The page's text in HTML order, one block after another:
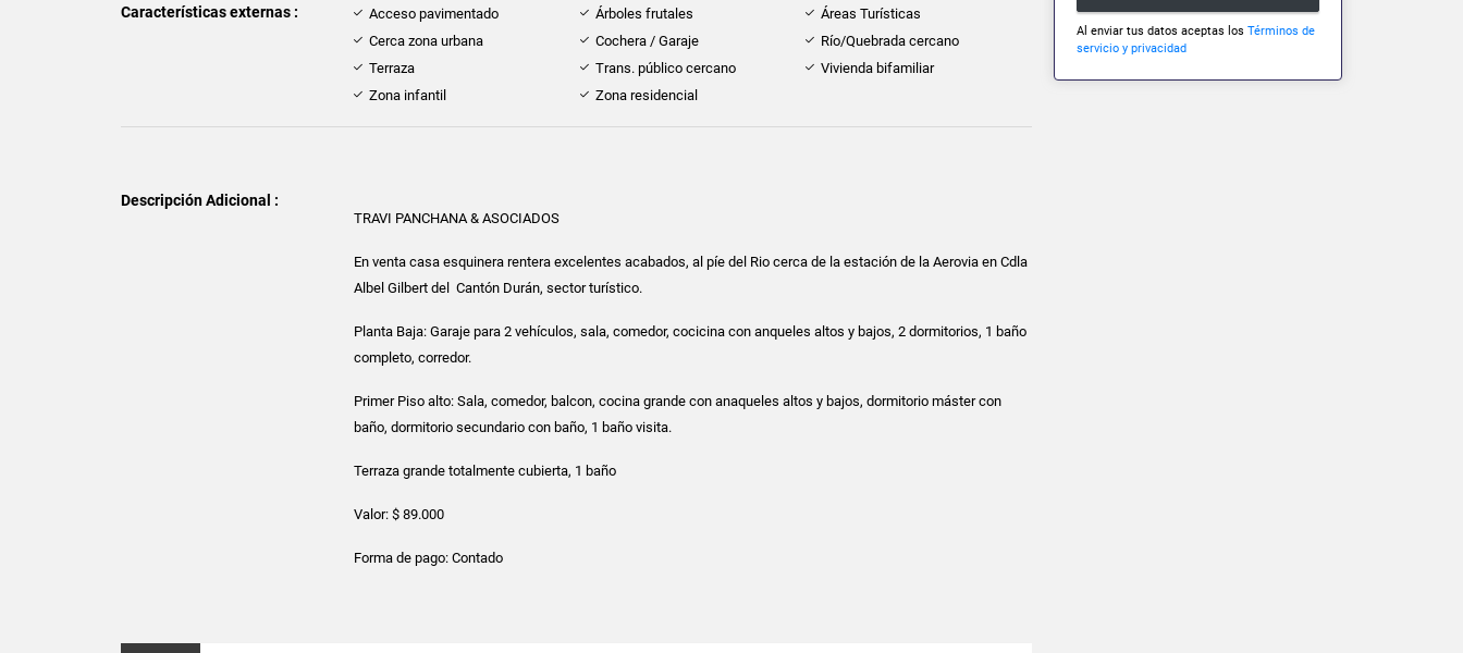
Características externas : Acceso pavimentado Árboles frutales
Áreas Turísticas
Cerca zona urbana
Cochera / Garaje
Río/Quebrada cercano
Terraza
Trans. público cercano
Vivienda bifamiliar
Zona infantil
Zona residencial
Descripción Adicional :
TRAVI PANCHANA & ASOCIADOS
En venta casa esquinera rentera excelentes acabados, al píe del Rio cerca de la estación de la Aerovia en Cdla
Albel Gilbert del Cantón Durán, sector turístico.
Planta Baja: Garaje para 2 vehículos, sala, comedor, cocicina con anqueles altos y bajos, 2 dormitorios, 1 baño
completo, corredor.
Primer Piso alto: Sala, comedor, balcon, cocina grande con anaqueles altos y bajos, dormitorio máster con
baño, dormitorio secundario con baño, 1 baño visita.
Terraza grande totalmente cubierta, 1 baño
Valor: $ 89.000
Forma de pago: Contado
Al enviar tus datos aceptas los Términos de
servicio y privacidad